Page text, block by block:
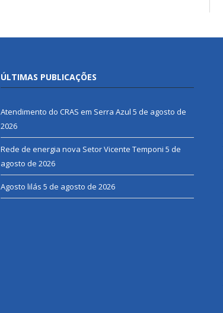
ÚLTIMAS PUBLICAÇÕES
Atendimento do CRAS em Serra Azul 5 de agosto de
2026
Rede de energia nova Setor Vicente Temponi 5 de
agosto de 2026
Agosto lilás 5 de agosto de 2026